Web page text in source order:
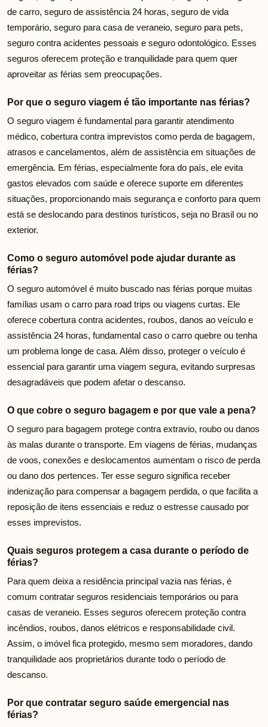
de carro, seguro de assistência 24 horas, seguro de vida
temporário, seguro para casa de veraneio, seguro para pets,
seguro contra acidentes pessoais e seguro odontológico. Esses
seguros oferecem proteção e tranquilidade para quem quer
aproveitar as férias sem preocupações.
Por que o seguro viagem é tão importante nas férias?
O seguro viagem é fundamental para garantir atendimento
médico, cobertura contra imprevistos como perda de bagagem,
atrasos e cancelamentos, além de assistência em situações de
emergência. Em férias, especialmente fora do país, ele evita
gastos elevados com saúde e oferece suporte em diferentes
situações, proporcionando mais segurança e conforto para quem
está se deslocando para destinos turísticos, seja no Brasil ou no
exterior.
Como o seguro automóvel pode ajudar durante as
férias?
O seguro automóvel é muito buscado nas férias porque muitas
famílias usam o carro para road trips ou viagens curtas. Ele
oferece cobertura contra acidentes, roubos, danos ao veículo e
assistência 24 horas, fundamental caso o carro quebre ou tenha
um problema longe de casa. Além disso, proteger o veículo é
essencial para garantir uma viagem segura, evitando surpresas
desagradáveis que podem afetar o descanso.
O que cobre o seguro bagagem e por que vale a pena?
O seguro para bagagem protege contra extravio, roubo ou danos
às malas durante o transporte. Em viagens de férias, mudanças
de voos, conexões e deslocamentos aumentam o risco de perda
ou dano dos pertences. Ter esse seguro significa receber
indenização para compensar a bagagem perdida, o que facilita a
reposição de itens essenciais e reduz o estresse causado por
esses imprevistos.
Quais seguros protegem a casa durante o período de
férias?
Para quem deixa a residência principal vazia nas férias, é
comum contratar seguros residenciais temporários ou para
casas de veraneio. Esses seguros oferecem proteção contra
incêndios, roubos, danos elétricos e responsabilidade civil.
Assim, o imóvel fica protegido, mesmo sem moradores, dando
tranquilidade aos proprietários durante todo o período de
descanso.
Por que contratar seguro saúde emergencial nas
férias?